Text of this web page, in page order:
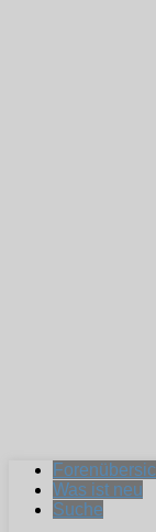
Was ist neu
Suche